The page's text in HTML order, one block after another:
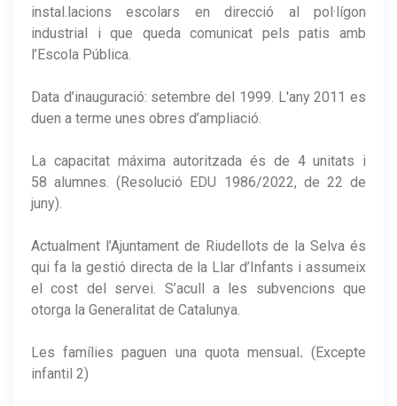
instal.lacions escolars en direcció al pol·lígon
industrial i que queda comunicat pels patis amb
l’Escola Pública.
Data d’inauguració: setembre del 1999. L'any 2011 es
duen a terme unes obres d’ampliació.
La capacitat máxima autoritzada és de 4 unitats i
58 alumnes. (Resolució EDU 1986/2022, de 22 de
juny).
Actualment l’Ajuntament de Riudellots de la Selva és
qui fa la gestió directa de la Llar d’Infants i assumeix
el cost del servei. S’acull a les subvencions que
otorga la Generalitat de Catalunya.
Les famílies paguen una quota mensual.(Excepte
infantil 2)